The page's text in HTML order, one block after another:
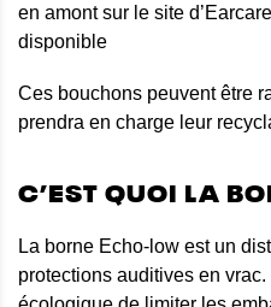
en amont sur le site
disponible
Ces bouchons peuvent être
prendra en charge leur
C’EST QUOI LA
La borne Echo-low est un
protections auditives en